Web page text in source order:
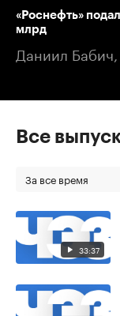
«Роснефть»
млрд
Даниил
Все
За все время
33:37